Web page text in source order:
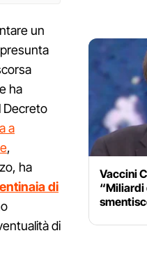
un
ha
Decreto
a
,
ha
di
di
Vaccini
“Miliardi